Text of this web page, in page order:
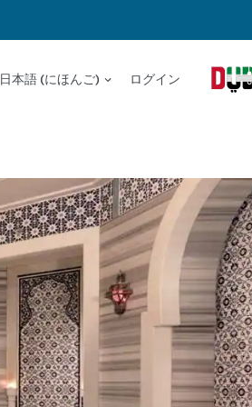
日本語 (にほんご) ログイン